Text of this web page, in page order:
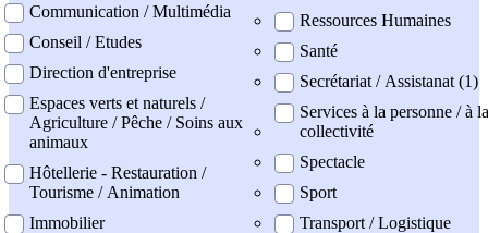
Communication / Multimédia
Conseil / Etudes
Direction d'entreprise
Espaces verts et naturels /
Agriculture / Pêche / Soins aux
animaux
Hôtellerie - Restauration /
Tourisme / Animation
Immobilier
Ressources Humaines
Santé
Secrétariat / Assistanat (1)
Services à la personne / à la
collectivité
Spectacle
Sport
Transport / Logistique